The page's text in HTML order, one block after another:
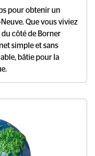
pour obtenir un
Que vous viviez
du côté de Borner
simple et sans
bâtie pour la